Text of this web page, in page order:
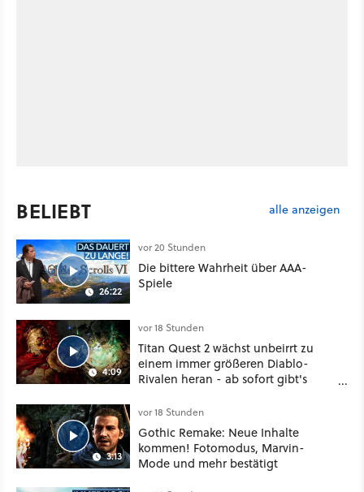
BELIEBT alle anzeigen
26:22
vor 20 Stunden
Die bittere Wahrheit über AAA-
Spiele
4:09
vor 18 Stunden
Titan Quest 2 wächst unbeirrt zu
einem immer größeren Diablo-
Rivalen heran - ab sofort gibt's
Klasse
3:13
vor 18 Stunden
Gothic Remake: Neue Inhalte
kommen! Fotomodus, Marvin-
Mode und mehr bestätigt